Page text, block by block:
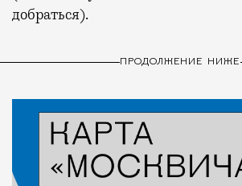
добраться).
ПРОДОЛЖЕНИЕ НИЖЕ